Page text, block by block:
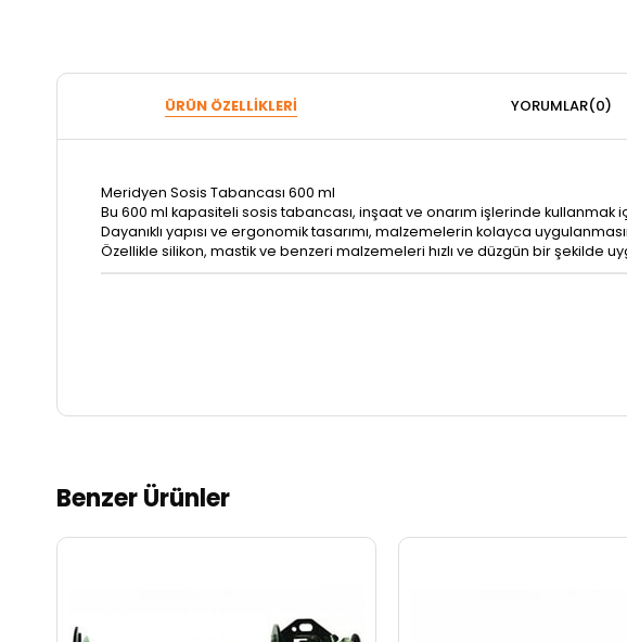
ÜRÜN ÖZELLIKLERI YORUMLAR(0)
Meridyen Sosis Tabancası 600 ml
Bu 600 ml kapasiteli sosis tabancası, inşaat ve onarım işlerinde kullanmak
Dayanıklı yapısı ve ergonomik tasarımı, malzemelerin kolayca
Özellikle silikon, mastik ve benzeri malzemeleri hızlı ve düzgün bir şekilde
Benzer Ürünler